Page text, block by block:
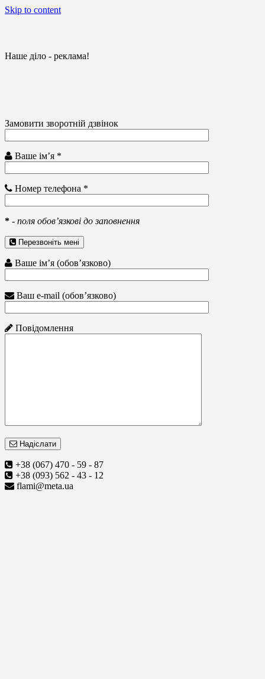
Skip to content
Наше діло - реклама!
Замовити зворотній дзвінок
Ваше ім’я *
Номер телефона *
* - поля обов’язкові до заповнення
Перезвоніть мені
Ваше ім’я (обов’язково)
Ваш e-mail (обов’язково)
Повідомлення
Надіслати
+38 (067) 470 - 59 - 87
+38 (093) 562 - 43 - 12
flami@meta.ua